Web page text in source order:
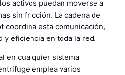
activos puedan moverse a
sin fricción. La cadena de
coordina esta comunicación,
y eficiencia en toda la red.
en cualquier sistema
emplea varios